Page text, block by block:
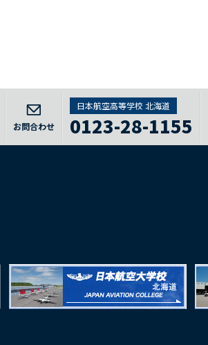
お問合わせ
日本航空高等学校 北海道
0123-28-1155